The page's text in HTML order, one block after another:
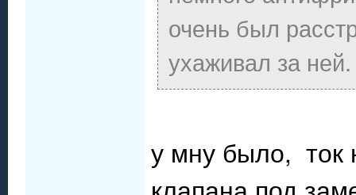
очень был
ухаживал за
у мну было, ток